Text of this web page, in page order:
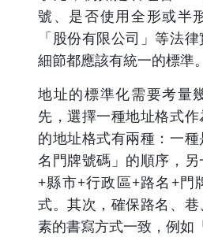
號、是否使用全形或半
「股份有限公司」等法
細節都應該有統一的標準。
地址的標準化需要考量
先，選擇一種地址格式
的地址格式有兩種：一
名門牌號碼」的順序，
+縣市+行政區+路名+門
式。其次，確保路名、
素的書寫方式一致，例如